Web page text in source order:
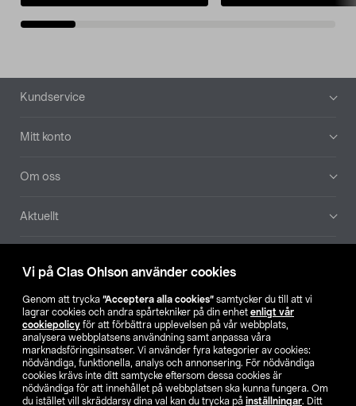
Vi på Clas Ohlson använder cookies
Genom att trycka ”Acceptera alla cookies” samtycker du till att vi
lagrar cookies och andra spårtekniker på din enhet enligt vår
cookiepolicy för att förbättra upplevelsen på vår webbplats,
analysera webbplatsens användning samt anpassa våra
marknadsföringsinsatser. Vi använder fyra kategorier av cookies:
nödvändiga, funktionella, analys och annonsering. För nödvändiga
cookies krävs inte ditt samtycke eftersom dessa cookies är
nödvändiga för att innehållet på webbplatsen ska kunna fungera. Om
du istället vill skräddarsy dina val kan du trycka på inställningar. Ditt
Sidfot
Kundservice
Mitt konto
Om oss
Aktuellt
Hitta butik
SE NO FI